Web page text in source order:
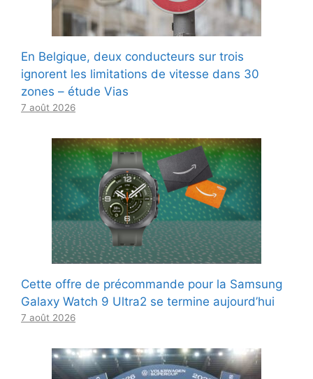
En Belgique, deux conducteurs sur trois
ignorent les limitations de vitesse dans 30
zones – étude Vias
7 août 2026
Cette offre de précommande pour la Samsung
Galaxy Watch 9 Ultra2 se termine aujourd’hui
7 août 2026